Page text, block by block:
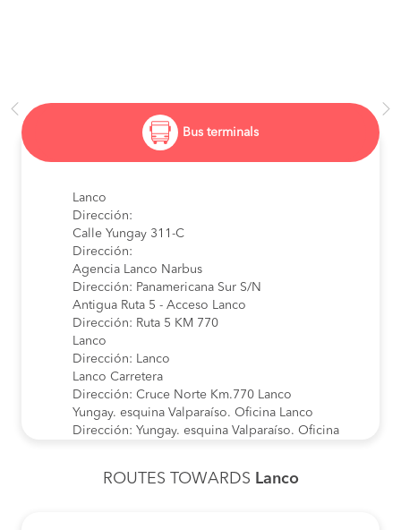
Bus terminals
Lanco
Dirección:
Calle Yungay 311-C
Dirección:
Agencia Lanco Narbus
Dirección: Panamericana Sur S/N
Antigua Ruta 5 - Acceso Lanco
Dirección: Ruta 5 KM 770
Lanco
Dirección: Lanco
Lanco Carretera
Dirección: Cruce Norte Km.770 Lanco
Yungay. esquina Valparaíso. Oficina Lanco
Dirección: Yungay. esquina Valparaíso. Oficina
Dirección: Lanco Garita Norte
ROUTES TOWARDS Lanco